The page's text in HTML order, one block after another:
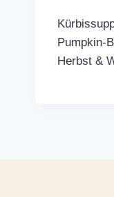
Pumpkin-
Herbst &